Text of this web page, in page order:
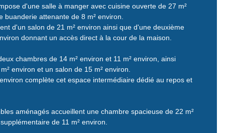
d'une salle à manger avec cuisine ouverte de 27 m²
buanderie attenante de 8 m² environ.
d'un salon de 21 m² environ ainsi que d'une deuxième
donnant un accès direct à la cour de la maison.
chambres de 14 m² environ et 11 m² environ, ainsi
environ et un salon de 15 m² environ.
complète cet espace intermédiaire dédié au repos et
aménagés accueillent une chambre spacieuse de 22 m²
de 11 m² environ.